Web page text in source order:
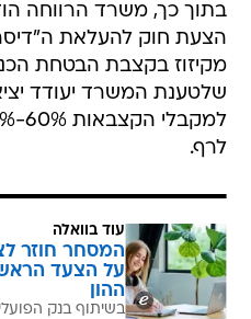
בתוך כך, משרד הרווחה
הצעת חוק להעלאת
מקיזוז בקצבת הבטחת
שלטענת המשרד יעודד
לרף.
עוד בוואלה
המסחר חוזר
על הצעד
ההון
בשיתוף בנק